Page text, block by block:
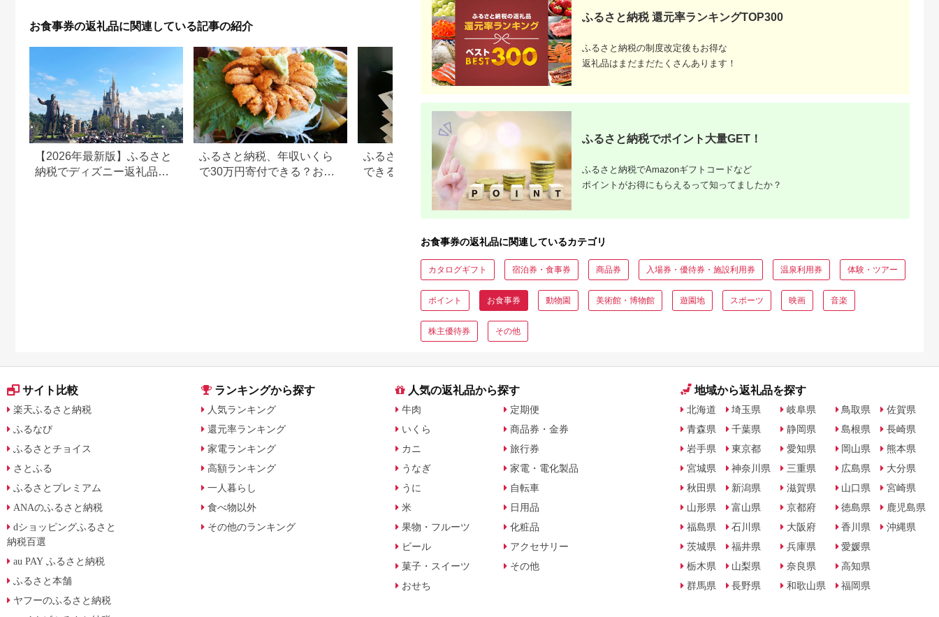
ホテル 竹園芦屋 宿泊
素泊まり 朝食付き 1
泊2食付き サウナ付き
大浴場 レストラン カ
フェ 食事 ランチ ディ
イジーヌ フランス料
理 東京 墨田区
お食事券の返礼品に関連している記事の紹介
【2026年最新版】ふるさと
納税でディズニー返礼品は
ふるさと納税、年収いくら
で30万円寄付できる？おす
ふるさと納税で15万円寄付
できる年収は？家電などお
すすめ返礼品も
【2026年】ふるさと納税
100万円の寄付でもらえるお
すすめ返礼品！
ふるさと納税 還元率ランキングTOP300
ふるさと納税の制度改定後もお得な
返礼品はまだまだたくさんあります！
ふるさと納税でポイント大量GET！
ふるさと納税でAmazonギフトコードなど
ポイントがお得にもらえるって知ってましたか？
お食事券の返礼品に関連しているカテゴリ
カタログギフト 宿泊券・食事券 商品券 入場券・優待券・施設利用券 温泉利用券 体験・ツアー
ポイント お食事券 動物園 美術館・博物館 遊園地 スポーツ 映画 音楽
株主優待券 その他
サイト比較
楽天ふるさと納税
ふるなび
ふるさとチョイス
さとふる
ふるさとプレミアム
ANAのふるさと納税
dショッピングふるさと
納税百選
au PAY ふるさと納税
ふるさと本舗
ヤフーのふるさと納税
ランキングから探す
人気ランキング
還元率ランキング
家電ランキング
高額ランキング
一人暮らし
食べ物以外
その他のランキング
人気の返礼品から探す
牛肉
いくら
カニ
うなぎ
うに
米
果物・フルーツ
ビール
菓子・スイーツ
おせち
定期便
商品券・金券
旅行券
家電・電化製品
自転車
日用品
化粧品
アクセサリー
その他
地域から返礼品を探す
北海道
青森県
岩手県
宮城県
秋田県
山形県
福島県
茨城県
栃木県
群馬県
埼玉県
千葉県
東京都
神奈川県
新潟県
富山県
石川県
福井県
山梨県
長野県
岐阜県
静岡県
愛知県
三重県
滋賀県
京都府
大阪府
兵庫県
奈良県
和歌山県
鳥取県
島根県
岡山県
広島県
山口県
徳島県
香川県
愛媛県
高知県
福岡県
佐賀県
長崎県
熊本県
大分県
宮崎県
鹿児島県
沖縄県